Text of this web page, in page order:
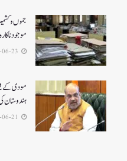
جموں و
موجود
ہندوستان